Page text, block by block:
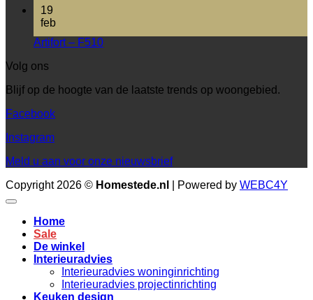
19
feb
Artifort – F510
Volg ons
Blijf op de hoogte van de laatste trends op woongebied.
Facebook
Instagram
Meld u aan voor onze nieuwsbrief
Copyright 2026 © Homestede.nl | Powered by WEBC4Y
Home
Sale
De winkel
Interieuradvies
Interieuradvies woninginrichting
Interieuradvies projectinrichting
Keuken design